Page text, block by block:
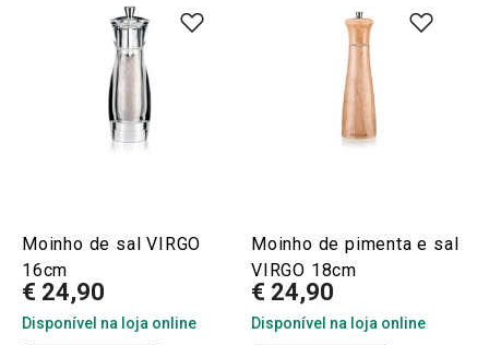
Moinho de sal VIRGO
16cm
€ 24,90
Disponível na loja online
Moinho de pimenta e sal
VIRGO 18cm
€ 24,90
Disponível na loja online